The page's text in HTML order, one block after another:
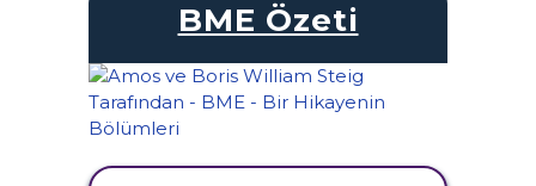
BME Özeti